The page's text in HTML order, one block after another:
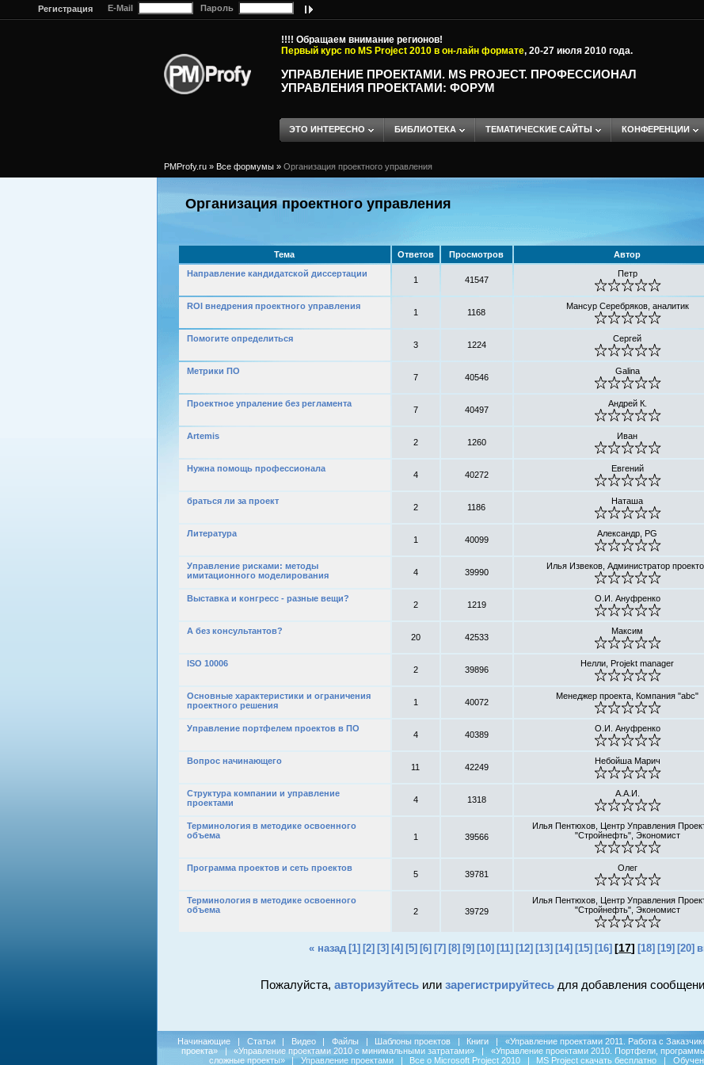
Регистрация E-Mail Пароль
!!!! Обращаем внимание регионов!
Первый курс по MS Project 2010 в он-лайн формате, 20-27 июля 2010 года.
УПРАВЛЕНИЕ ПРОЕКТАМИ. MS PROJECT. ПРОФЕССИОНАЛ
УПРАВЛЕНИЯ ПРОЕКТАМИ: ФОРУМ
ЭТО ИНТЕРЕСНО БИБЛИОТЕКА ТЕМАТИЧЕСКИЕ САЙТЫ КОНФЕРЕНЦИИ
PMProfy.ru » Все формумы » Организация проектного управления
Организация проектного управления
Тема Ответов Просмотров Автор
Направление кандидатской диссертации
1 41547
Петр
ROI внедрения проектного управления
1 1168
Мансур Серебряков, аналитик
Помогите определиться
3 1224
Сергей
Mетрики ПО
7 40546
Galina
Проектное упраление без регламента
7 40497
Андрей К.
Artemis
2 1260
Иван
Нужна помощь профессионала
4 40272
Евгений
браться ли за проект
2 1186
Наташа
Литература
1 40099
Александр, PG
Управление рисками: методы
имитационного моделирования
4 39990
Илья Извеков, Администратор
Выставка и конгресс - разные вещи?
2 1219
О.И. Ануфренко
А без консультантов?
20 42533
Максим
ISO 10006
2 39896
Нелли, Projekt manager
Основные характеристики и ограничения
проектного решения
1 40072
Менеджер проекта, Компания "abc"
Управление портфелем проектов в ПО
4 40389
О.И. Ануфренко
Вопрос начинающего
11 42249
Небойша Марич
Структура компании и управление
проектами
4 1318
А.А.И.
Терминология в методике освоенного
объема
1 39566
Илья Пентюхов, Центр Управления
"Стройнефть", Экономист
Программа проектов и сеть проектов
5 39781
Олег
Терминология в методике освоенного
объема
2 39729
Илья Пентюхов, Центр Управления
"Стройнефть", Экономист
« назад [1] [2] [3] [4] [5] [6] [7] [8] [9] [10] [11] [12] [13] [14] [15] [16] [17] [18] [19] [20]
Пожалуйста, авторизуйтесь или зарегистрируйтесь для добавления
Начинающие | Статьи | Видео | Файлы | Шаблоны проектов | Книги |
«Управление проектами 2011. Работа с
проекта»
| «Управление проектами 2010 с минимальными затратами» |
«Управление проектами 2010. Портфели,
сложные проекты»
| Управление проектами | Все о Microsoft Project 2010 | MS Project скачать бесплатно |